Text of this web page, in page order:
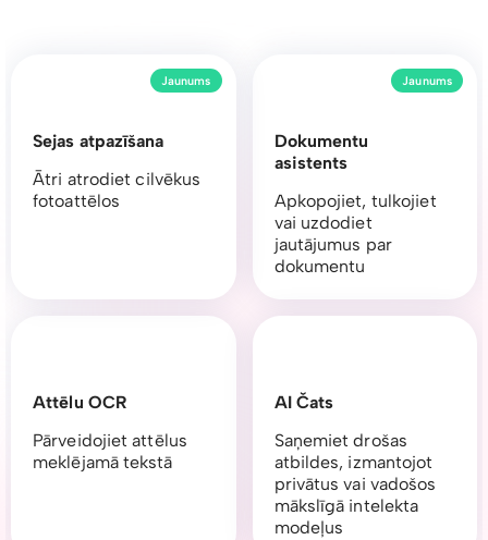
Dokumentu
asistents
Apkopojiet, tulkojiet
vai uzdodiet
jautājumus par
dokumentu
Jaunums
Attēlu OCR
Pārveidojiet attēlus
meklējamā tekstā
AI Čats
Saņemiet drošas
atbildes, izmantojot
privātus vai vadošos
mākslīgā intelekta
modeļus
Sejas atpazīšana
Ātri atrodiet cilvēkus
fotoattēlos
Jaunums